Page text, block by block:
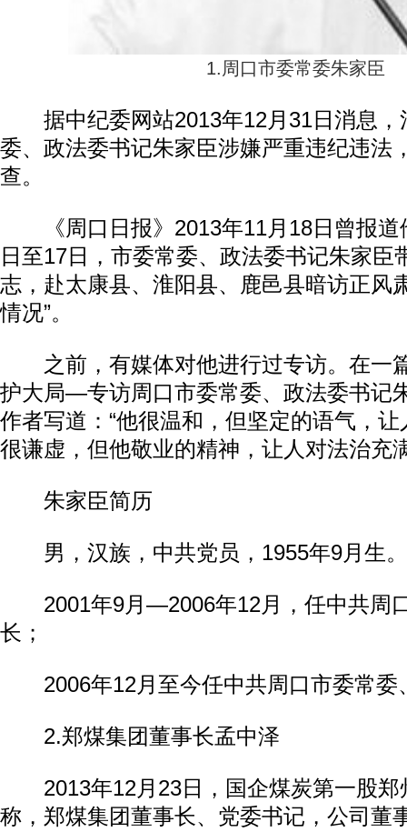
1.周口市委常委朱家臣
据中纪委网站2013年12月31日消息，
委、政法委书记朱家臣涉嫌严重违纪违法
查。
《周口日报》2013年11月18日曾报道
日至17日，市委常委、政法委书记朱家臣
志，赴太康县、淮阳县、鹿邑县暗访正风
情况”。
之前，有媒体对他进行过专访。在一
护大局—专访周口市委常委、政法委书记
作者写道：“他很温和，但坚定的语气，
很谦虚，但他敬业的精神，让人对法治充
朱家臣简历
男，汉族，中共党员，1955年9月生。
2001年9月—2006年12月，任中共周
长；
2006年12月至今任中共周口市委常委
2.郑煤集团董事长孟中泽
2013年12月23日，国企煤炭第一股郑
称，郑煤集团董事长、党委书记，公司董